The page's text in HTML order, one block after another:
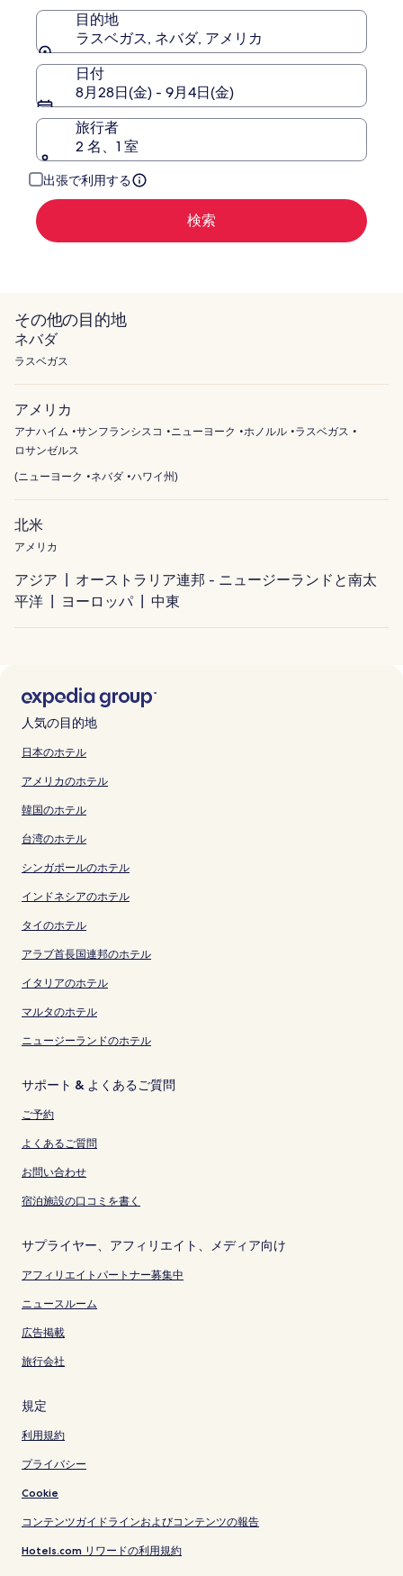
ス
ハ
ン
リ
ト
ン
コ
レ
ク
シ
目的地
ラスベガス, ネバダ, アメリカ
日付
8月28日(金) - 9月4日(金)
旅行者
2 名、1 室
出張で利用する
検索
その他の目的地
ネバダ
ラスベガス
アメリカ
アナハイム サンフランシスコ ニューヨーク ホノルル
ラスベガス
ロサンゼルス
(ニューヨーク ネバダ ハワイ州)
北米
アメリカ
アジア
オーストラリア連邦 - ニュージーランドと南太
平洋
ヨーロッパ 中東
人気の目的地
日本のホテル
アメリカのホテル
韓国のホテル
台湾のホテル
シンガポールのホテル
インドネシアのホテル
タイのホテル
アラブ首長国連邦のホテル
イタリアのホテル
マルタのホテル
ニュージーランドのホテル
サポート & よくあるご質問
ご予約
よくあるご質問
お問い合わせ
宿泊施設の口コミを書く
サプライヤー、アフィリエイト、メディア向け
アフィリエイトパートナー募集中
ニュースルーム
広告掲載
旅行会社
規定
利用規約
プライバシー
Cookie
コンテンツガイドラインおよびコンテンツの報告
Hotels.com リワードの利用規約